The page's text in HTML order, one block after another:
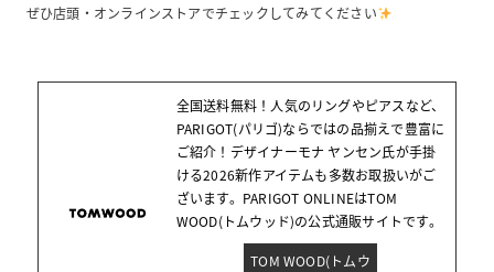
ぜひ店頭・オンラインストアでチェックしてみてください
全国送料無料！人気のリングやピアスなど、
PARIGOT(パリゴ)ならではの品揃えで豊富に
ご紹介！デザイナーモナ ヤンセン氏が手掛
ける2026新作アイテムも多数お取扱いがご
ざいます。PARIGOT ONLINEはTOM
WOOD(トムウッド)の公式通販サイトです。
TOM WOOD(トムウ